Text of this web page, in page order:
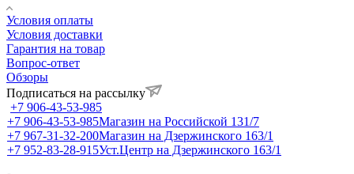
Условия оплаты
Условия доставки
Гарантия на товар
Вопрос-ответ
Обзоры
Подписаться на рассылку
+7 906-43-53-985
+7 906-43-53-985Магазин на Российской 131/7
+7 967-31-32-200Магазин на Дзержинского 163/1
+7 952-83-28-915Уст.Центр на Дзержинского 163/1